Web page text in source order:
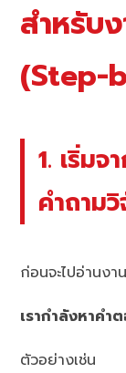
สำหรับ
(Step-
1. เริ่ม
คำถาม
ก่อนจะไปอ่านง
เรากำลังหาคำ
ตัวอย่างเช่น